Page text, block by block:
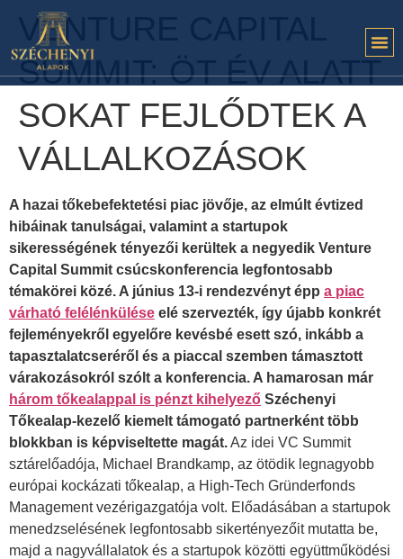
VENTURE CAPITAL
SUMMIT: ÖT ÉV ALATT
SOKAT FEJLŐDTEK A
VÁLLALKOZÁSOK
A hazai tőkebefektetési piac jövője, az elmúlt évtized
hibáinak tanulságai, valamint a startupok
sikerességének tényezői kerültek a negyedik Venture
Capital Summit csúcskonferencia legfontosabb
témakörei közé. A június 13-i rendezvényt épp a piac
várható felélénkülése elé szervezték, így újabb konkrét
fejleményekről egyelőre kevésbé esett szó, inkább a
tapasztalatcseréről és a piaccal szemben támasztott
várakozásokról szólt a konferencia. A hamarosan már
három tőkealappal is pénzt kihelyező Széchenyi
Tőkealap-kezelő kiemelt támogató partnerként több
blokkban is képviseltette magát.Az idei VC Summit
sztárelőadója, Michael Brandkamp, az ötödik legnagyobb
európai kockázati tőkealap, a High-Tech Gründerfonds
Management vezérigazgatója volt. Előadásában a startupok
menedzselésének legfontosabb sikertényezőit mutatta be,
majd a nagyvállalatok és a startupok közötti együttműködési